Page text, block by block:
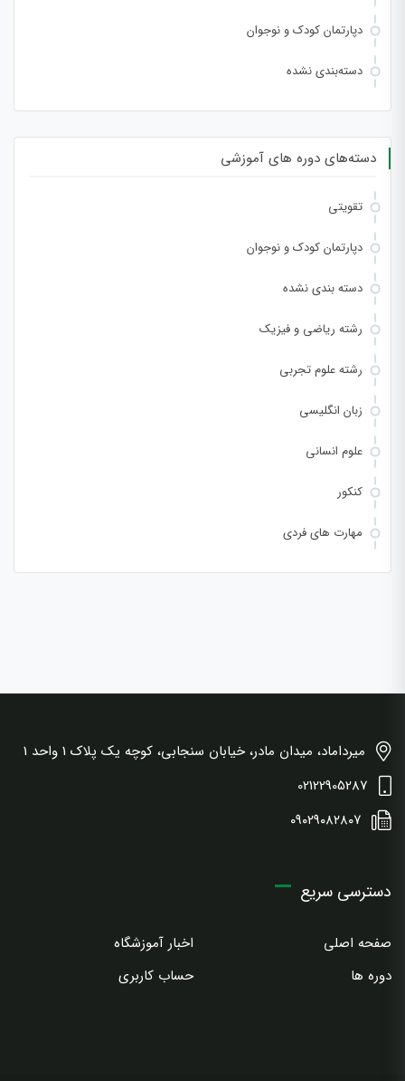
دپارتمان کودک و نوجوان
دسته‌بندی نشده
دسته‌های دوره های آموزشی
تقویتی
دپارتمان کودک و نوجوان
دسته بندی نشده
رشته ریاضی و فیزیک
رشته علوم تجربی
زبان انگلیسی
علوم انسانی
کنکور
مهارت های فردی
میرداماد، میدان مادر، خیابان سنجابی، کوچه یک پلاک 1 واحد 1
02122905287
۰۹۰۲۹۰۸۲۸۰۷
دسترسی سریع
صفحه اصلی
اخبار آموزشگاه
دوره ها
حساب کاربری